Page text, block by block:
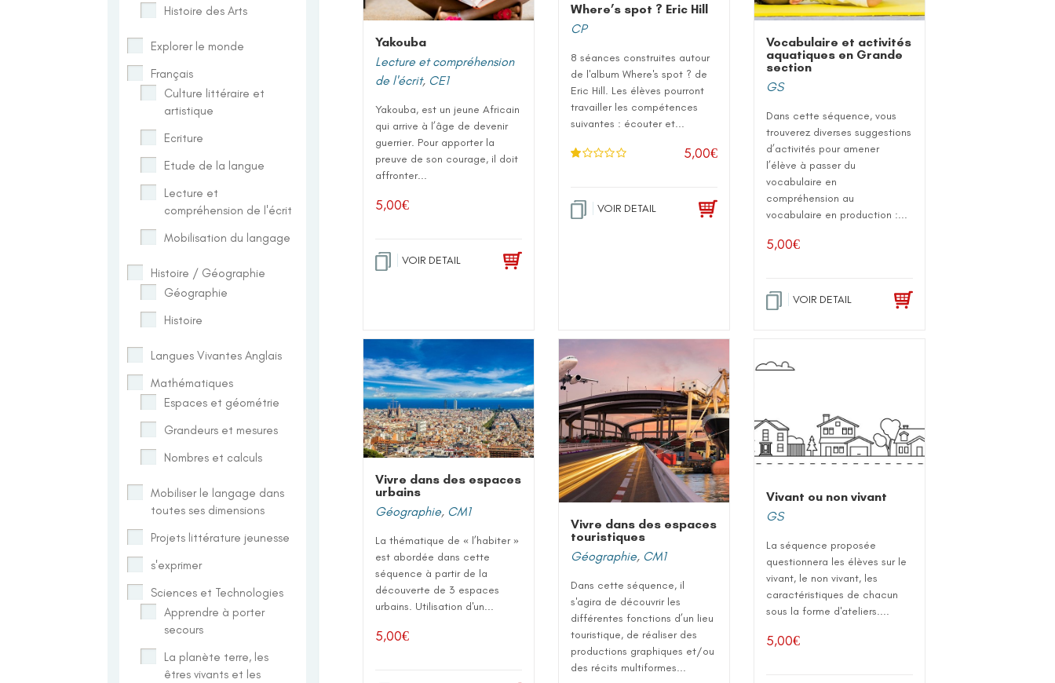
Yakouba
Lecture et compréhension
de l'écrit, CE1
Yakouba, est un jeune Africain
qui arrive à l’âge de devenir
guerrier. Pour apporter la
preuve de son courage, il doit
affronter...
5,00€
VOIR DETAIL
Where’s spot ? Eric Hill
CP
8 séances construites autour
de l'album Where's spot ? de
Eric Hill. Les élèves pourront
travailler les compétences
suivantes : écouter et...
.0
5,00€
VOIR DETAIL
Vocabulaire et activités
aquatiques en Grande
section
GS
Dans cette séquence, vous
trouverez diverses suggestions
d’activités pour amener
l’élève à passer du
vocabulaire en
compréhension au
vocabulaire en production :...
5,00€
VOIR DETAIL
Vivre dans des espaces
urbains
Géographie, CM1
La thématique de « l’habiter »
est abordée dans cette
séquence à partir de la
découverte de 3 espaces
urbains. Utilisation d'un...
5,00€
Vivre dans des espaces
touristiques
Géographie, CM1
Dans cette séquence, il
s'agira de découvrir les
différentes fonctions d’un lieu
touristique, de réaliser des
productions graphiques et/ou
des récits multiformes...
Vivant ou non vivant
GS
La séquence proposée
questionnera les élèves sur le
vivant, le non vivant, les
caractéristiques de chacun
sous la forme d'ateliers....
5,00€
Histoire des Arts
Explorer le monde
Français
Culture littéraire et
artistique
Ecriture
Etude de la langue
Lecture et
compréhension de l'écrit
Mobilisation du langage
Histoire / Géographie
Géographie
Histoire
Langues Vivantes Anglais
Mathématiques
Espaces et géométrie
Grandeurs et mesures
Nombres et calculs
Mobiliser le langage dans
toutes ses dimensions
Projets littérature jeunesse
s'exprimer
Sciences et Technologies
Apprendre à porter
secours
La planète terre, les
êtres vivants et les